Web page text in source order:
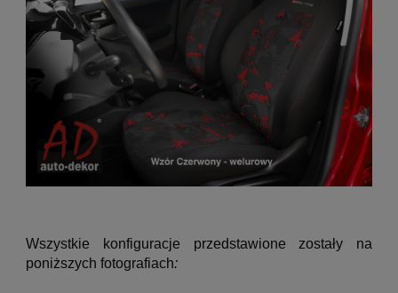
Wszystkie konfiguracje przedstawione zostały na
poniższych fotografiach: